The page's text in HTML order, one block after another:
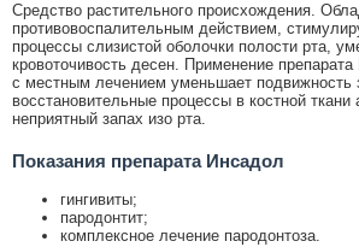
Средство растительного происхождения.
противовоспалительным действием,
процессы слизистой оболочки полости рта,
кровоточивость десен. Применение
с местным лечением уменьшает подвижность
восстановительные процессы в костной
неприятный запах изо рта.
Показания препарата Инсадол
гингивиты;
пародонтит;
комплексное лечение пародонтоза.